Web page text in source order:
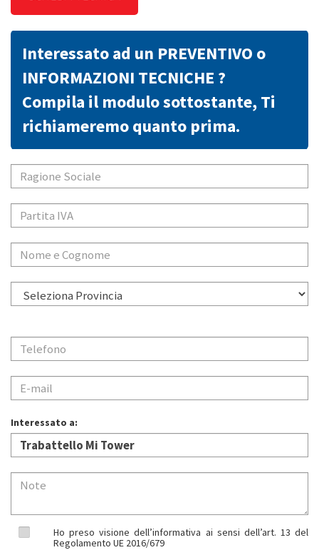
Interessato ad un PREVENTIVO o
INFORMAZIONI TECNICHE ?
Compila il modulo sottostante, Ti
richiameremo quanto prima.
Interessato a:
Ho preso visione dell’informativa ai sensi dell’art. 13 del
Regolamento UE 2016/679